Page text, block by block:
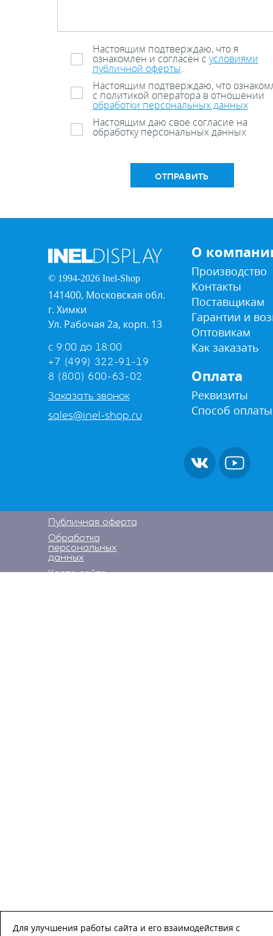
Настоящим подтверждаю, что я
ознакомлен и согласен с условиями
публичной оферты.
Настоящим подтверждаю, что
с политикой оператора в отношении
обработки персональных данных
Настоящим даю свое согласие на
обработку персональных данных
ОТПРАВИТЬ
© 1994-2026 Inel-Shop
141400, Московская обл.
г. Химки
Ул. Рабочая 2а, корп. 13
с 9:00 до 18:00
+7 (499) 322-91-19
8 (800) 600-63-02
Заказать звонок
sales@inel-shop.ru
О
Производство
Контакты
Поставщикам
Гарантии и
Оптовикам
Как заказать
Оплата
Реквизиты
Способ оплаты
Публичная оферта
Обработка
персональных
данных
Карта сайта
Для улучшения работы сайта и его взаимодействия с